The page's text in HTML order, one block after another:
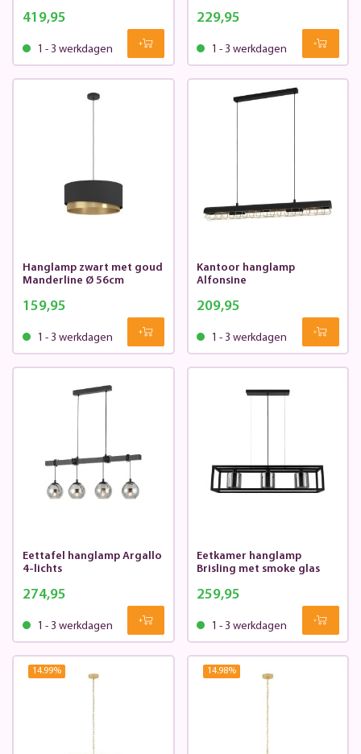
419,95
1 - 3 werkdagen
229,95
1 - 3 werkdagen
Hanglamp zwart met goud
Manderline Ø 56cm
159,95
1 - 3 werkdagen
Kantoor hanglamp
Alfonsine
209,95
1 - 3 werkdagen
Eettafel hanglamp Argallo
4-lichts
274,95
1 - 3 werkdagen
Eetkamer hanglamp
Brisling met smoke glas
259,95
1 - 3 werkdagen
14.99% 14.98%